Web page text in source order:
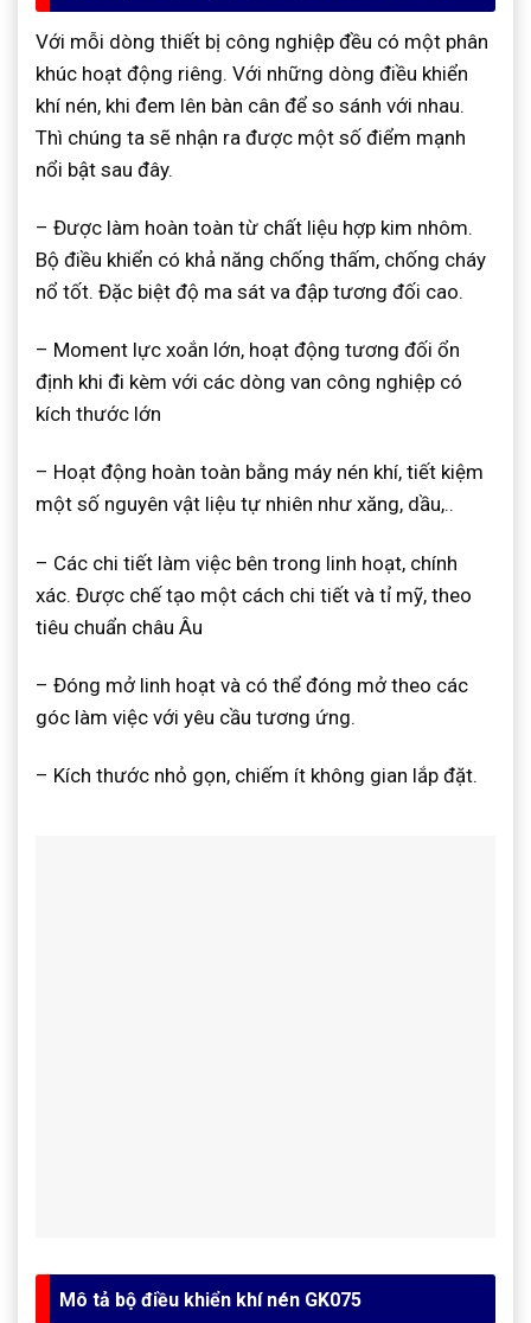
Với mỗi dòng thiết bị công nghiệp đều có một phân
khúc hoạt động riêng. Với những dòng điều khiển
khí nén, khi đem lên bàn cân để so sánh với nhau.
Thì chúng ta sẽ nhận ra được một số điểm mạnh
nổi bật sau đây.
– Được làm hoàn toàn từ chất liệu hợp kim nhôm.
Bộ điều khiển có khả năng chống thấm, chống cháy
nổ tốt. Đặc biệt độ ma sát va đập tương đối cao.
– Moment lực xoắn lớn, hoạt động tương đối ổn
định khi đi kèm với các dòng van công nghiệp có
kích thước lớn
– Hoạt động hoàn toàn bằng máy nén khí, tiết kiệm
một số nguyên vật liệu tự nhiên như xăng, dầu,..
– Các chi tiết làm việc bên trong linh hoạt, chính
xác. Được chế tạo một cách chi tiết và tỉ mỹ, theo
tiêu chuẩn châu Âu
– Đóng mở linh hoạt và có thể đóng mở theo các
góc làm việc với yêu cầu tương ứng.
– Kích thước nhỏ gọn, chiếm ít không gian lắp đặt.
Mô tả bộ điều khiển khí nén GK075